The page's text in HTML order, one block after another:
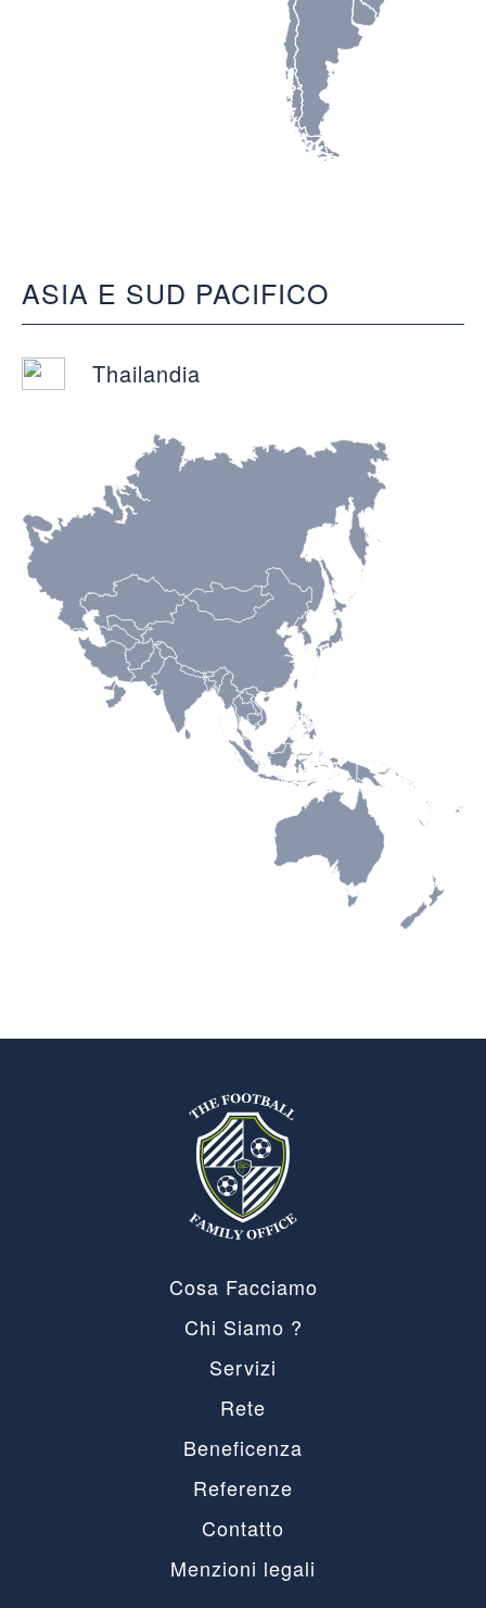
ASIA E SUD PACIFICO
Thailandia
Cosa Facciamo
Chi Siamo ?
Servizi
Rete
Beneficenza
Referenze
Contatto
Menzioni legali